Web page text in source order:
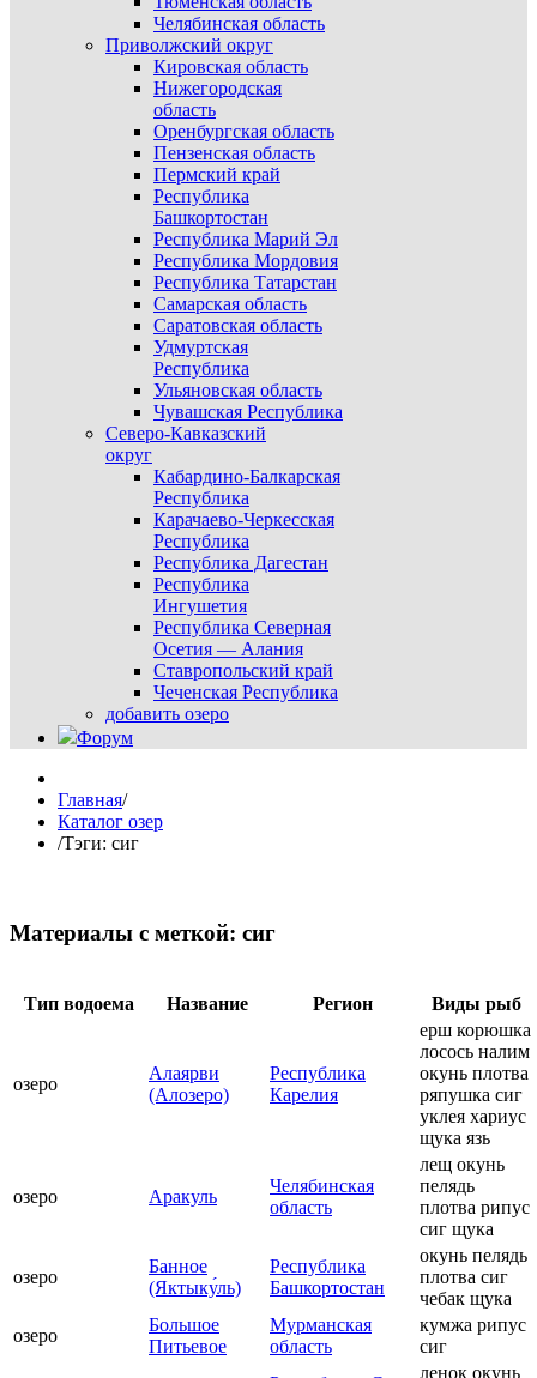
Челябинская область
Приволжский округ
Кировская область
Нижегородская
область
Оренбургская область
Пензенская область
Пермский край
Республика
Башкортостан
Республика Марий Эл
Республика Мордовия
Республика Татарстан
Самарская область
Саратовская область
Удмуртская
Республика
Ульяновская область
Чувашская Республика
Северо-Кавказский
округ
Кабардино-Балкарская
Республика
Карачаево-Черкесская
Республика
Республика Дагестан
Республика
Ингушетия
Республика Северная
Осетия — Алания
Ставропольский край
Чеченская Республика
добавить озеро
Форум
Главная/
Каталог озер
/Тэги: сиг
Материалы с меткой: сиг
Тип водоема Название Регион Виды рыб
озеро
Алаярви
(Алозеро)
Республика
Карелия
ерш корюшка
лосось налим
окунь плотва
ряпушка сиг
уклея хариус
щука язь
озеро Аракуль
Челябинская
область
лещ окунь
пелядь
плотва рипус
сиг щука
озеро
Банное
(Яктыку́ль)
Республика
Башкортостан
окунь пелядь
плотва сиг
чебак щука
озеро
Большое
Питьевое
Мурманская
область
кумжа рипус
сиг
ленок окунь